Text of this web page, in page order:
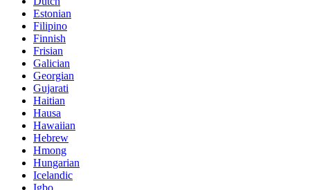
Estonian
Filipino
Finnish
Frisian
Galician
Georgian
Gujarati
Haitian
Hausa
Hawaiian
Hebrew
Hmong
Hungarian
Icelandic
Igbo